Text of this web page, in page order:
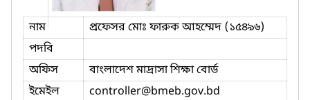
নাম
প্রফেসর মোঃ ফারুক আহম্মেদ (১৫৪৯৬)
পদবি
অফিস
বাংলাদেশ মাদ্রাসা শিক্ষা বোর্ড
ইমেইল
controller@bmeb.gov.bd